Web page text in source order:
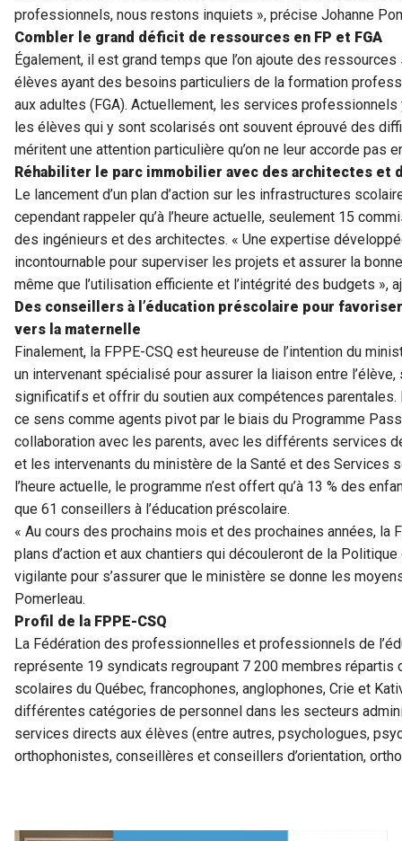
professionnels, nous restons inquiets », précise Johanne
Combler le grand déficit de ressources en FP et FGA
Également, il est grand temps que l’on ajoute des
élèves ayant des besoins particuliers de la formation
aux adultes (FGA). Actuellement, les services
les élèves qui y sont scolarisés ont souvent éprouvé des
méritent une attention particulière qu’on ne leur accorde pas
Réhabiliter le parc immobilier avec des architectes et
Le lancement d’un plan d’action sur les infrastructures
cependant rappeler qu’à l’heure actuelle, seulement 15
des ingénieurs et des architectes. « Une expertise
incontournable pour superviser les projets et assurer la
même que l’utilisation efficiente et l’intégrité des budgets »,
Des conseillers à l’éducation préscolaire pour
vers la maternelle
Finalement, la FPPE-CSQ est heureuse de l’intention du
un intervenant spécialisé pour assurer la liaison entre
significatifs et offrir du soutien aux compétences
ce sens comme agents pivot par le biais du Programme
collaboration avec les parents, avec les différents services
et les intervenants du ministère de la Santé et des Services
l’heure actuelle, le programme n’est offert qu’à 13 % des
que 61 conseillers à l’éducation préscolaire.
« Au cours des prochains mois et des prochaines années, la
plans d’action et aux chantiers qui découleront de la
vigilante pour s’assurer que le ministère se donne les
Pomerleau.
Profil de la FPPE-CSQ
La Fédération des professionnelles et professionnels de
représente 19 syndicats regroupant 7 200 membres
scolaires du Québec, francophones, anglophones, Crie et
différentes catégories de personnel dans les secteurs
services directs aux élèves (entre autres, psychologues,
orthophonistes, conseillères et conseillers d’orientation,